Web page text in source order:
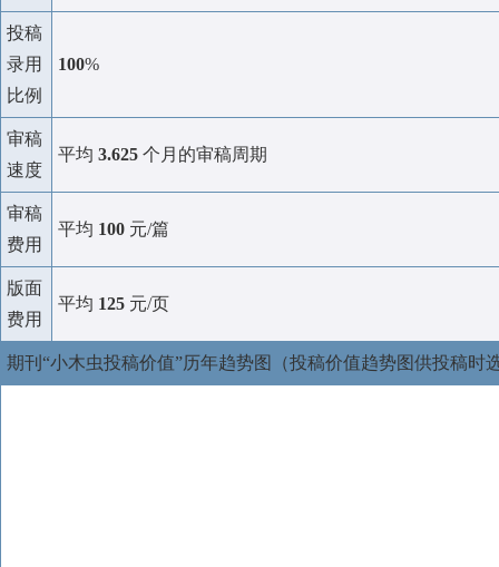
投稿
录用
比例
100%
审稿
速度
平均 3.625 个月的审稿周期
审稿
费用
平均 100 元/篇
版面
费用
平均 125 元/页
期刊“小木虫投稿价值”历年趋势图（投稿价值趋势图供投稿时